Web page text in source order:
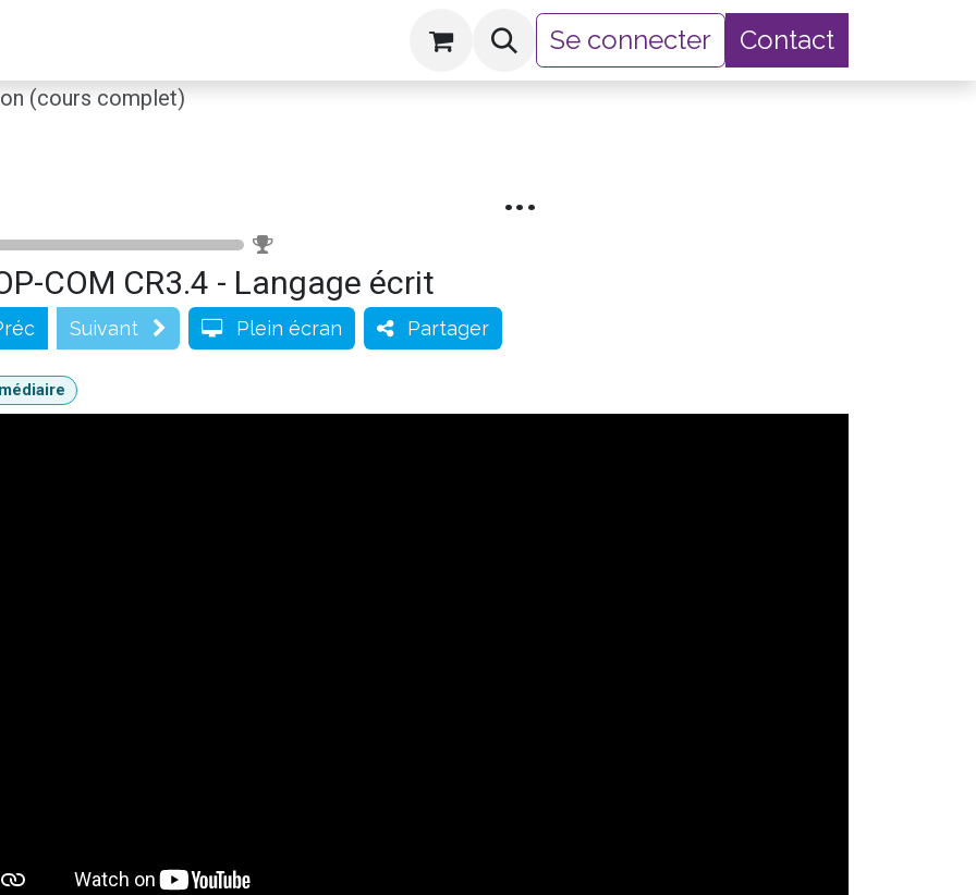
Blog Shop Se connecter Contact
(cours complet)
OP-COM CRC - Communication (cours complet)
COM CR3.4 - Langage écrit
Suivant Plein écran Partager